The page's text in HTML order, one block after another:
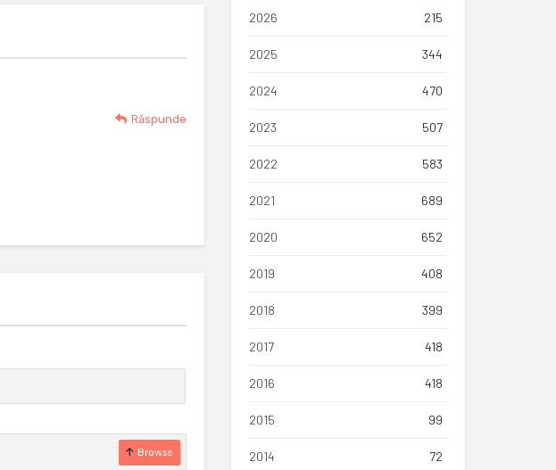
Răspunde
Browse
2026 215
2025 344
2024 470
2023 507
2022 583
2021 689
2020 652
2019 408
2018 399
2017 418
2016 418
2015 99
2014 72